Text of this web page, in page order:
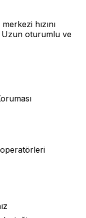
hızını
Uzun oturumlu ve